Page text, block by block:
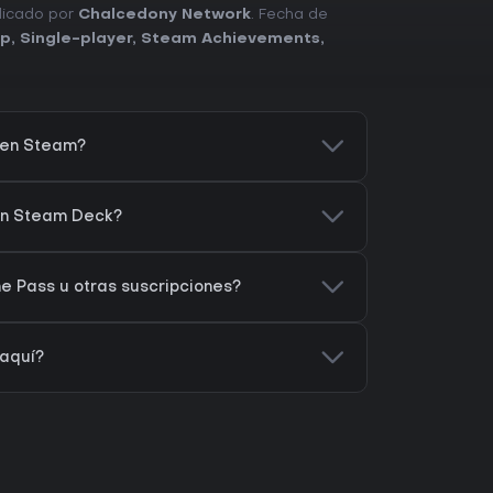
por Chalcedony Network. Fecha de
, Single-player, Steam Achievements,
Steam?
Steam Deck?
Pass u otras suscripciones?